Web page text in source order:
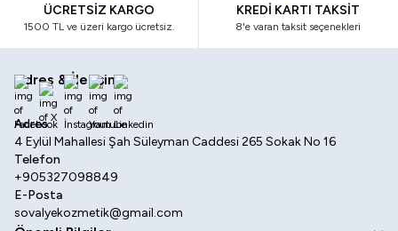
ÜCRETSİZ KARGO
1500 TL ve üzeri kargo ücretsiz.
KREDİ KARTI TAKSİT
8'e varan taksit seçenekleri
Adres & İletişim
Adres
4 Eylül Mahallesi Şah Süleyman Caddesi 265 Sokak No 16
Telefon
+905327098849
E-Posta
sovalyekozmetik@gmail.com
Facebook
X İnstagram
Youtube